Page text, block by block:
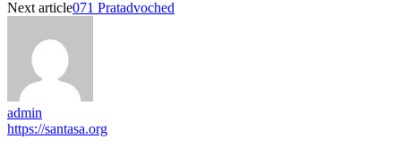
Next article071 Pratadvoched
admin
https://santasa.org